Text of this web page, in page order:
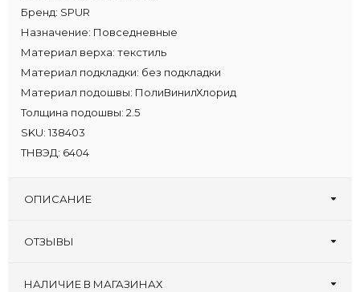
Бренд: SPUR
Назначение: Повседневные
Материал верха: текстиль
Материал подкладки: без подкладки
Материал подошвы: ПолиВинилХлорид
Толщина подошвы: 2.5
SKU: 138403
ТНВЭД: 6404
ОПИСАНИЕ
ОТЗЫВЫ
Оставьте первый отзыв!
НАЛИЧИЕ В МАГАЗИНАХ